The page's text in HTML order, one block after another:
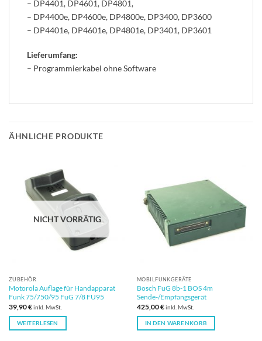
– DP4401, DP4601, DP4801,
– DP4400e, DP4600e, DP4800e, DP3400, DP3600
– DP4401e, DP4601e, DP4801e, DP3401, DP3601
Lieferumfang:
– Programmierkabel ohne Software
ÄHNLICHE PRODUKTE
NICHT VORRÄTIG
ZUBEHÖR
Motorola Auflage für Handapparat
Funk 75/750/95 FuG 7/8 FU95
39,90€inkl. MwSt.
WEITERLESEN
MOBILFUNKGERÄTE
Bosch FuG 8b-1 BOS 4m
Sende-/Empfangsgerät
425,00€inkl. MwSt.
IN DEN WARENKORB